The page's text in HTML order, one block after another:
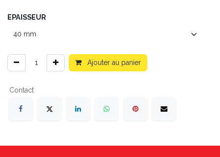
EPAISSEUR
Ajouter au panier
Contact